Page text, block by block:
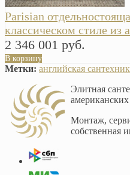
Parisian
классическом стиле из
2 346 001 руб.
В корзину
Метки: английская
Элитная
Монтаж,
собственная